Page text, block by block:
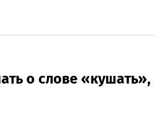
о слове «кушать»,